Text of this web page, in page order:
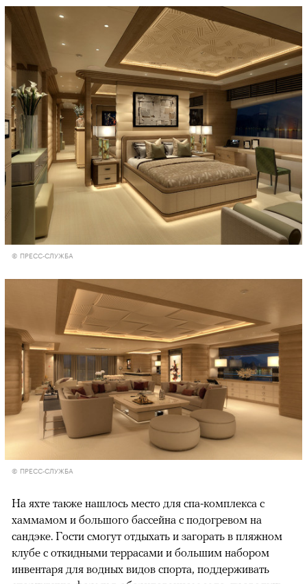
© ПРЕСС-СЛУЖБА
© ПРЕСС-СЛУЖБА
На яхте также нашлось место для спа-комплекса с
хаммамом и большого бассейна с подогревом на
сандэке. Гости смогут отдыхать и загорать в пляжном
клубе с откидными террасами и большим набором
инвентаря для водных видов спорта, поддерживать